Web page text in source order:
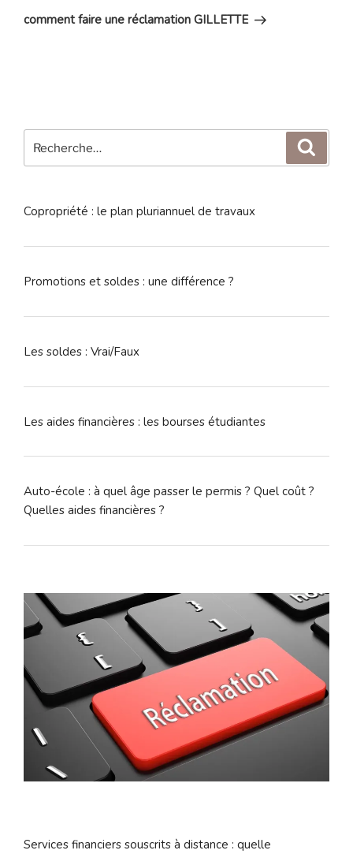
suivant
comment faire une réclamation GILLETTE
pour
Copropriété : le plan pluriannuel de travaux
Promotions et soldes : une différence ?
Les soldes : Vrai/Faux
Les aides financières : les bourses étudiantes
Auto-école : à quel âge passer le permis ? Quel coût ?
Quelles aides financières ?
Services financiers souscrits à distance : quelle